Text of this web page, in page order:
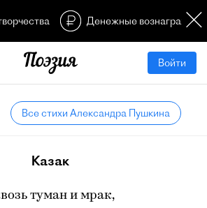
Денежные
Войти
Все стихи Александра Пушкина
Казак
туман и мрак,